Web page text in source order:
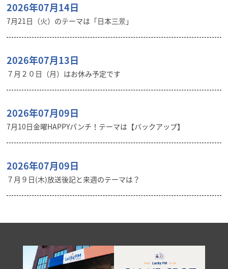
2026年07月14日
7月21日（火）のテーマは「日本三景」
2026年07月13日
７月２０日（月）はお休み予定です
2026年07月09日
7月10日金曜HAPPYパンチ！テーマは【バックアップ】
2026年07月09日
７月９日(木)放送後記と来週のテーマは？